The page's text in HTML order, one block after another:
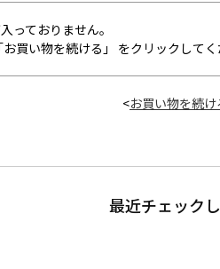
っておりません。
買い物を続ける」 をクリックしてく
<
最近チェック